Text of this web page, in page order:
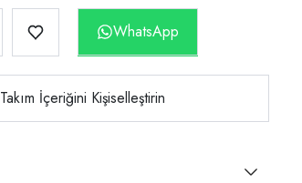
WhatsApp
Takım İçeriğini Kişiselleştirin